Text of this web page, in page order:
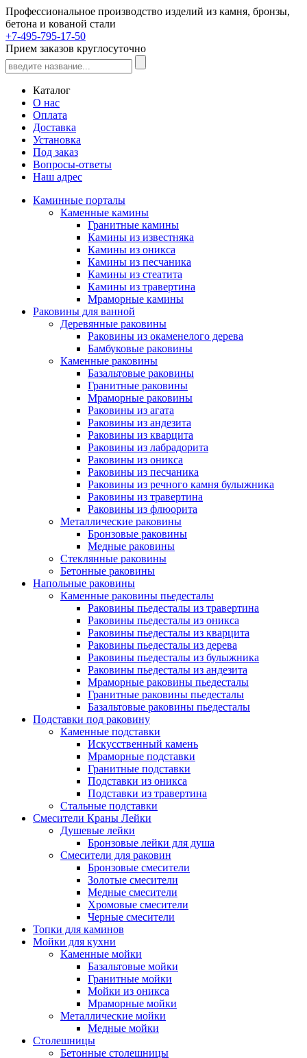
Профессиональное производство изделий из камня, бронзы,
бетона и кованой стали
+7-495-795-17-50
Прием заказов круглосуточно
Каталог
О нас
Оплата
Доставка
Установка
Под заказ
Вопросы-ответы
Наш адрес
Каминные порталы
Каменные камины
Гранитные камины
Камины из известняка
Камины из оникса
Камины из песчаника
Камины из стеатита
Камины из травертина
Мраморные камины
Раковины для ванной
Деревянные раковины
Раковины из окаменелого дерева
Бамбуковые раковины
Каменные раковины
Базальтовые раковины
Гранитные раковины
Мраморные раковины
Раковины из агата
Раковины из андезита
Раковины из кварцита
Раковины из лабрадорита
Раковины из оникса
Раковины из песчаника
Раковины из речного камня булыжника
Раковины из травертина
Раковины из флюорита
Металлические раковины
Бронзовые раковины
Медные раковины
Стеклянные раковины
Бетонные раковины
Напольные раковины
Каменные раковины пьедесталы
Раковины пьедесталы из травертина
Раковины пьедесталы из оникса
Раковины пьедесталы из кварцита
Раковины пьедесталы из дерева
Раковины пьедесталы из булыжника
Раковины пьедесталы из андезита
Мраморные раковины пьедесталы
Гранитные раковины пьедесталы
Базальтовые раковины пьедесталы
Подставки под раковину
Каменные подставки
Искусственный камень
Мраморные подставки
Гранитные подставки
Подставки из оникса
Подставки из травертина
Стальные подставки
Смесители Краны Лейки
Душевые лейки
Бронзовые лейки для душа
Смесители для раковин
Бронзовые смесители
Золотые смесители
Медные смесители
Хромовые смесители
Черные смесители
Топки для каминов
Мойки для кухни
Каменные мойки
Базальтовые мойки
Гранитные мойки
Мойки из оникса
Мраморные мойки
Металлические мойки
Медные мойки
Столешницы
Бетонные столешницы